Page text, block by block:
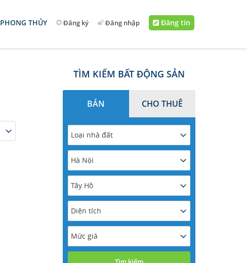
PHONG THỦY Đăng ký Đăng nhập Đăng tin
TÌM KIẾM BẤT ĐỘNG SẢN
BÁN CHO THUÊ
Loại nhà đất
Hà Nội
Tây Hồ
Diện tích
Mức giá